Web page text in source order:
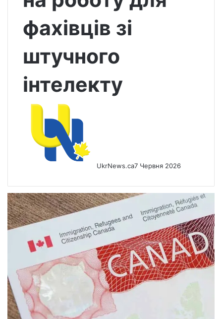
фахівців зі
штучного
інтелекту
UkrNews.ca7 Червня 2026